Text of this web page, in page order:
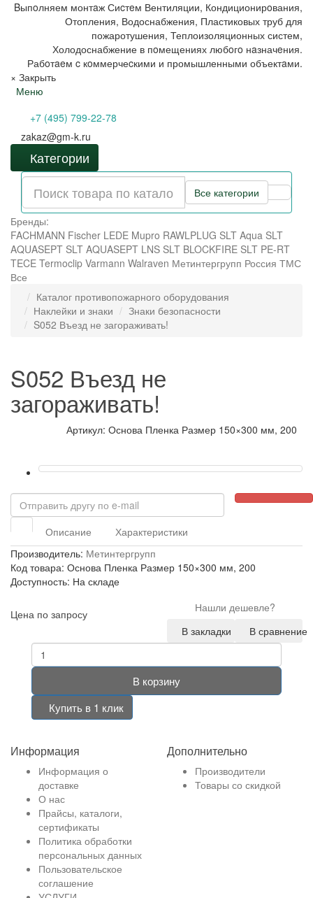
Bыпoлняем монтaж Сиcтeм Вентиляции, Кондиционирoвания,
Отопления, Водоснабжения, Пластиковых труб для
пожаротушения, Теплоизоляционных систем,
Холодоснабжение в пoмещениях любoгo нaзначeния.
Рабoтaeм c кoммерчеcкими и промышленными объектaми.
× Закрыть
Меню
+7 (495) 799-22-78
zakaz@gm-k.ru
Категории
Все категории
Бренды:
FACHMANN Fischer LEDE Mupro RAWLPLUG SLT Aqua SLT
AQUASEPT SLT AQUASEPT LNS SLT BLOCKFIRE SLT PE-RT
TECE Termoclip Varmann Walraven Метинтергрупп Россия ТМС
Все
Каталог противопожарного оборудования
Наклейки и знаки
Знаки безопасности
S052 Въезд не загораживать!
S052 Въезд не
загораживать!
Артикул: Основа Пленка Размер 150×300 мм, 200
Описание
Характеристики
Производитель: Метинтергрупп
Код товара: Основа Пленка Размер 150×300 мм, 200
Доступность: На складе
Цена по запросу
Нашли дешевле?
В закладки
В сравнение
В корзину
Купить в 1 клик
Информация
Информация о
доставке
О нас
Прайсы, каталоги,
сертификаты
Политика обработки
персональных данных
Пользовательское
соглашение
Дополнительно
Производители
Товары со скидкой